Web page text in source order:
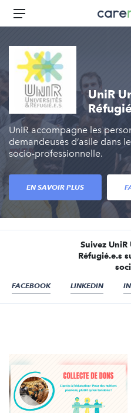
Aller
principal
Le
de
Menu
UniR
UniR accompagne les
demandeuses d’asile dans
socio-professionnelle.
EN SAVOIR PLUS
Suivez
Réfugié.e.s
FACEBOOK LINKEDIN